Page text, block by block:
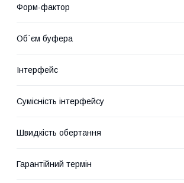
Форм-фактор
Об`єм буфера
Інтерфейс
Сумісність інтерфейсу
Швидкість обертання
Гарантійний термін